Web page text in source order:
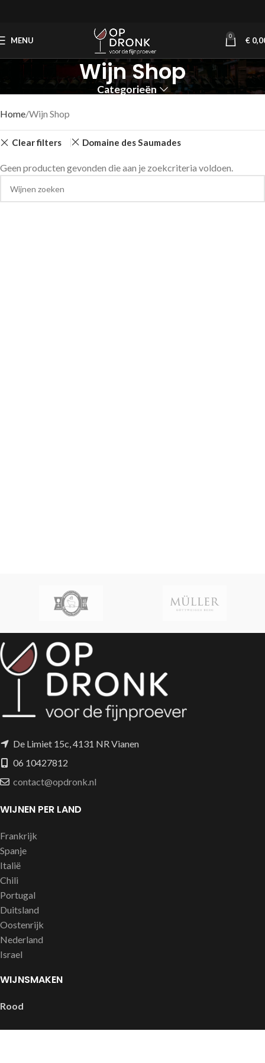
MENU 0 €
Wijn Shop
Categorieën
Home Wijn Shop
Clear filters Domaine des Saumades
Geen producten gevonden die aan je zoekcriteria voldoen.
De Limiet 15c, 4131 NR Vianen
06 10427812
contact@opdronk.nl
WIJNEN PER LAND
Frankrijk
Spanje
Italië
Chili
Portugal
Duitsland
Oostenrijk
Nederland
Israel
WIJNSMAKEN
Rood
Complex, intens en rijk